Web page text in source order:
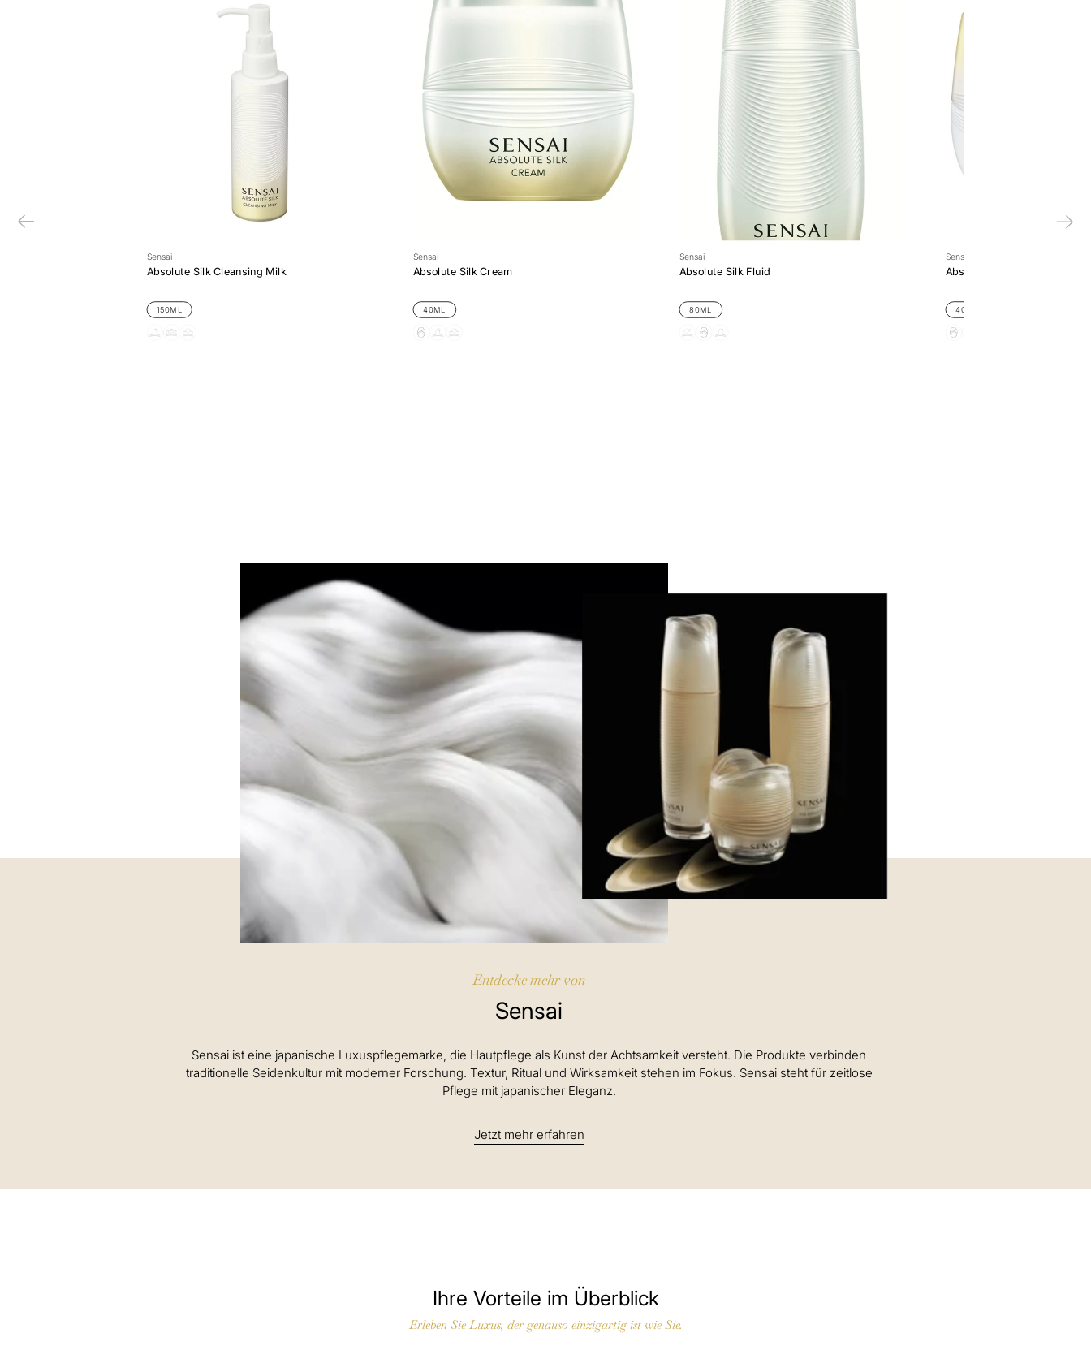
Sensai
Absolute Silk Cleansing Milk
150ML
Sensai
Absolute Silk Cream
40ML
Sensai
Absolute Silk Fluid
80ML
Sensai
Absolute Silk Illuminative
40ML
Entdecke mehr von
Sensai
Sensai ist eine japanische Luxuspflegemarke, die Hautpflege als Kunst der Achtsamkeit versteht. Die Produkte verbinden
traditionelle Seidenkultur mit moderner Forschung. Textur, Ritual und Wirksamkeit stehen im Fokus. Sensai steht für zeitlose
Pflege mit japanischer Eleganz.
Jetzt mehr erfahren
Ihre Vorteile im Überblick
Erleben Sie Luxus, der genauso einzigartig ist wie Sie.